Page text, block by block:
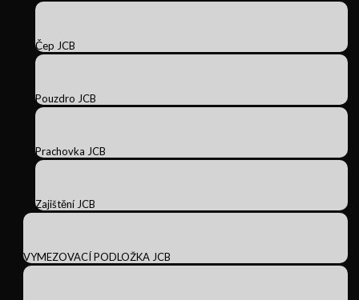
Čep JCB
Pouzdro JCB
Prachovka JCB
Zajištění JCB
VYMEZOVACÍ PODLOŽKA JCB